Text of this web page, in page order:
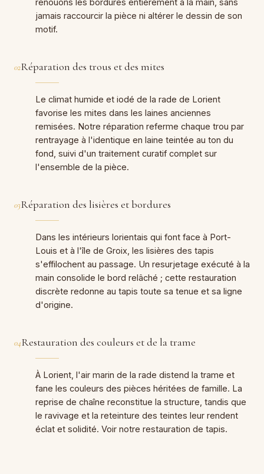
jamais raccourcir la pièce ni altérer le dessin de son
motif.
02Réparation des trous et des mites
Le climat humide et iodé de la rade de Lorient
favorise les mites dans les laines anciennes
remisées. Notre réparation referme chaque trou par
rentrayage à l'identique en laine teintée au ton du
fond, suivi d'un traitement curatif complet sur
l'ensemble de la pièce.
03Réparation des lisières et bordures
Dans les intérieurs lorientais qui font face à Port-
Louis et à l'île de Groix, les lisières des tapis
s'effilochent au passage. Un resurjetage exécuté à la
main consolide le bord relâché ; cette restauration
discrète redonne au tapis toute sa tenue et sa ligne
d'origine.
04Restauration des couleurs et de la trame
À Lorient, l'air marin de la rade distend la trame et
fane les couleurs des pièces héritées de famille. La
reprise de chaîne reconstitue la structure, tandis que
le ravivage et la reteinture des teintes leur rendent
éclat et solidité. Voir notre restauration de tapis.